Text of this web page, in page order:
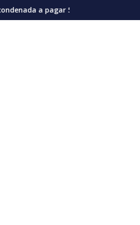
la actual coyuntura
de dólares por afectaciones a